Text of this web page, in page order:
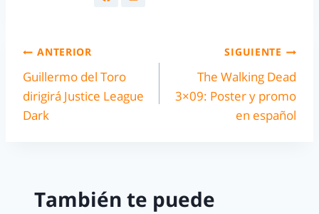
ANTERIOR
Guillermo del Toro
dirigirá Justice League
Dark
SIGUIENTE
The Walking Dead
3×09: Poster y promo
en español
También te puede